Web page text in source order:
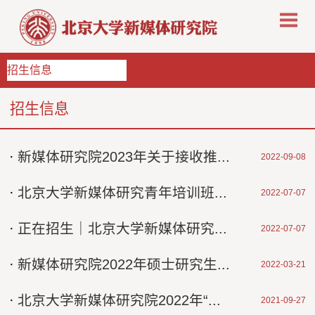
招生信息
招生信息
· 新媒体研究院2023年关于接收推... 2022-09-08
· 北京大学新媒体研究青年培训班... 2022-07-07
· 正在招生｜北京大学新媒体研究... 2022-07-07
· 新媒体研究院2022年硕士研究生... 2022-03-21
· 北京大学新媒体研究院2022年“... 2021-09-27